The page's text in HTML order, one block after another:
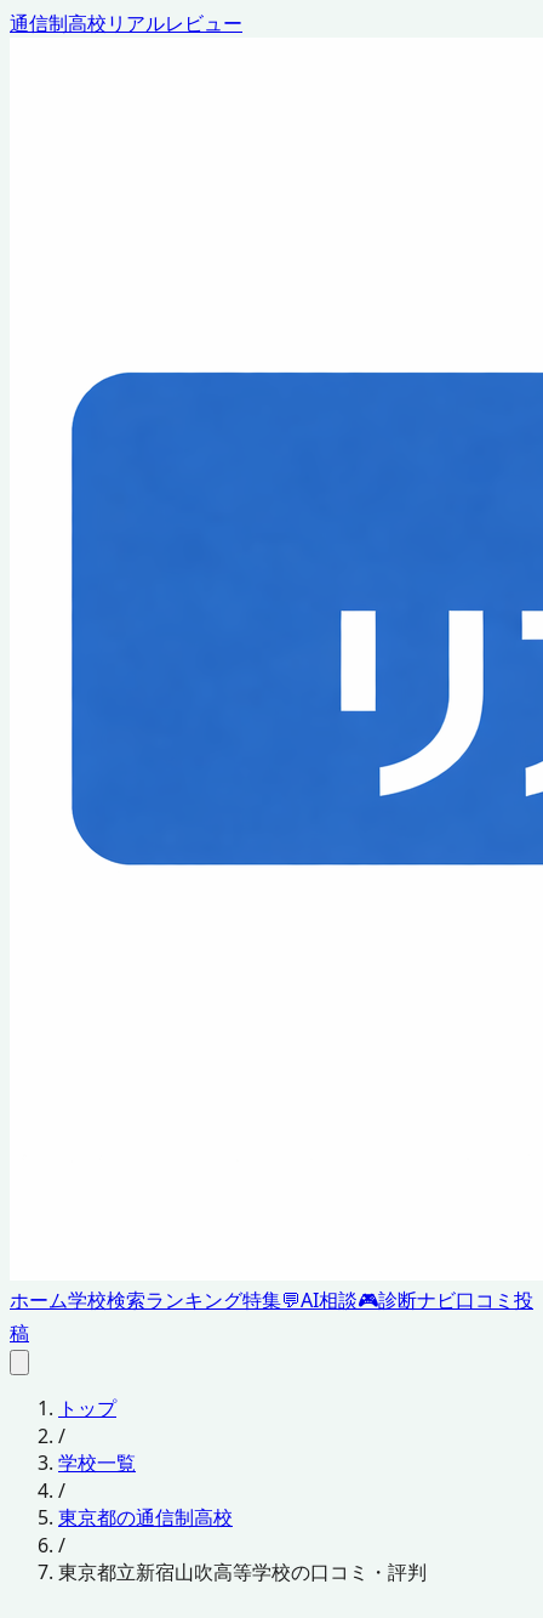
通信制高校リアルレビュー
ホーム学校検索ランキング特集💬AI相談🎮診断ナビ口コミ投
稿
トップ
/
学校一覧
/
東京都の通信制高校
/
東京都立新宿山吹高等学校の口コミ・評判